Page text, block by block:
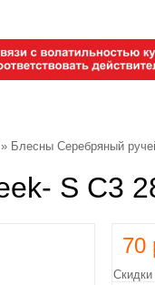
» Блесны Серебряный
S C3
70